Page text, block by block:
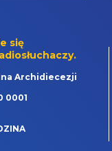
się
Archidiecezji
0001